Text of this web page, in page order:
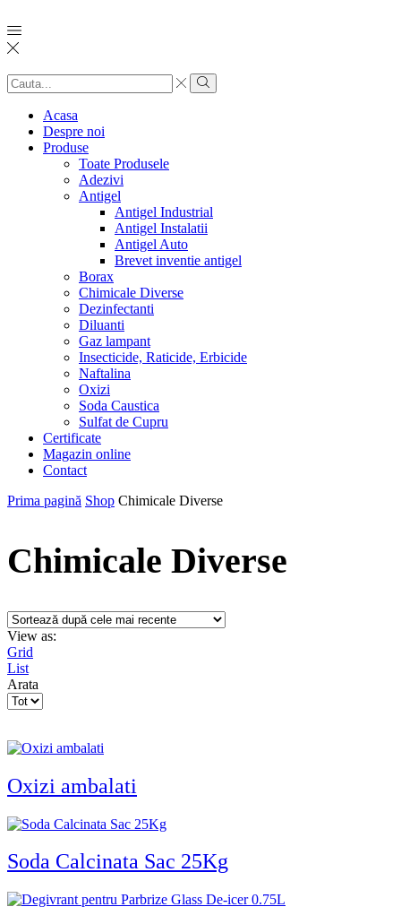
Search
input
Search
Acasa
Despre noi
Produse
Toate Produsele
Adezivi
Antigel
Antigel Industrial
Antigel Instalatii
Antigel Auto
Brevet inventie antigel
Borax
Chimicale Diverse
Dezinfectanti
Diluanti
Gaz lampant
Insecticide, Raticide, Erbicide
Naftalina
Oxizi
Soda Caustica
Sulfat de Cupru
Certificate
Magazin online
Contact
Prima pagină Shop Chimicale Diverse
Chimicale Diverse
View as:
Grid
List
Arata
Products
Oxizi ambalati
Soda Calcinata Sac 25Kg